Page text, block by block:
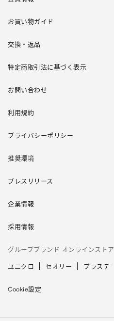
お買い物ガイド
交換・返品
特定商取引法に基づく表示
お問い合わせ
利用規約
プライバシーポリシー
推奨環境
プレスリリース
企業情報
採用情報
グループブランド オンラインストア
ユニクロ セオリー プラステ
Cookie設定